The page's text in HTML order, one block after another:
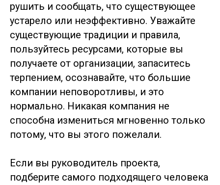
рушить и сообщать, что существующее
устарело или неэффективно. Уважайте
существующие традиции и правила,
пользуйтесь ресурсами, которые вы
получаете от организации, запаситесь
терпением, осознавайте, что большие
компании неповоротливы, и это
нормально. Никакая компания не
способна измениться мгновенно только
потому, что вы этого пожелали.
Если вы руководитель проекта,
подберите самого подходящего человека